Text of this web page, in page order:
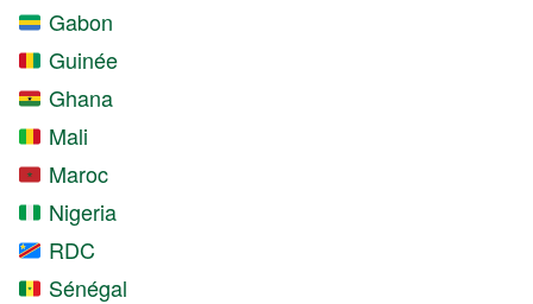
Gabon
Guinée
Ghana
Mali
Maroc
Nigeria
RDC
Sénégal